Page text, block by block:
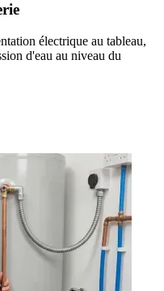
électrique au tableau,
d'eau au niveau du